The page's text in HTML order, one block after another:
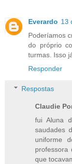
Everardo 13
Poderíamos
do próprio
turmas. Isso
Responder
Respostas
Claudie
fui Aluna
saudades
uniforme
professora
que